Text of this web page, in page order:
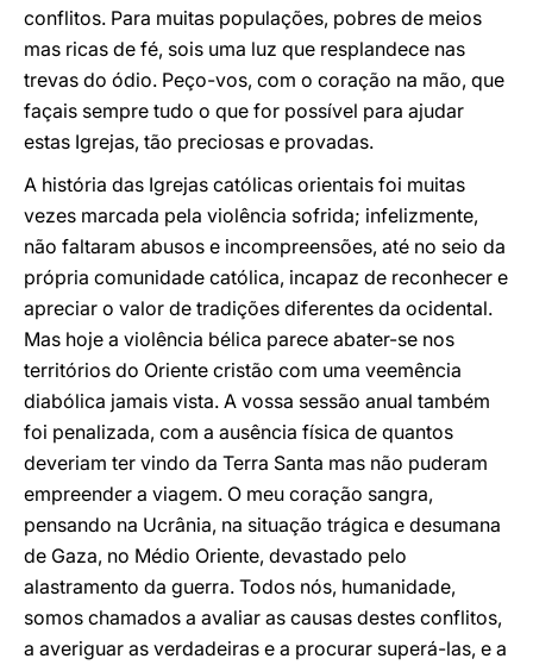
conflitos. Para muitas populações, pobres de meios
mas ricas de fé, sois uma luz que resplandece nas
trevas do ódio. Peço-vos, com o coração na mão, que
façais sempre tudo o que for possível para ajudar
estas Igrejas, tão preciosas e provadas.
A história das Igrejas católicas orientais foi muitas
vezes marcada pela violência sofrida; infelizmente,
não faltaram abusos e incompreensões, até no seio da
própria comunidade católica, incapaz de reconhecer e
apreciar o valor de tradições diferentes da ocidental.
Mas hoje a violência bélica parece abater-se nos
territórios do Oriente cristão com uma veemência
diabólica jamais vista. A vossa sessão anual também
foi penalizada, com a ausência física de quantos
deveriam ter vindo da Terra Santa mas não puderam
empreender a viagem. O meu coração sangra,
pensando na Ucrânia, na situação trágica e desumana
de Gaza, no Médio Oriente, devastado pelo
alastramento da guerra. Todos nós, humanidade,
somos chamados a avaliar as causas destes conflitos,
a averiguar as verdadeiras e a procurar superá-las, e a